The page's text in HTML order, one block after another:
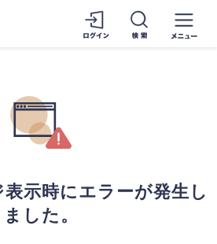
示時にエラーが発生し
ました。